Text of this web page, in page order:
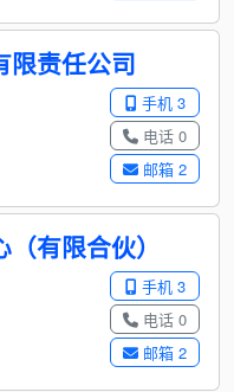
限责任公司
手机 3
电话 0
邮箱 2
有限合伙）
手机 3
电话 0
邮箱 2